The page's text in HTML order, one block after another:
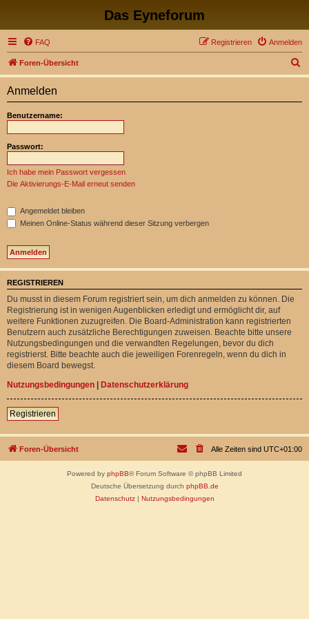
Das Eyneforum
FAQ Anmelden
Registrieren
Foren-Übersicht
u
Anmelden
Benutzername:
Passwort:
Ich habe mein Passwort vergessen
Die Aktivierungs-E-Mail erneut senden
Angemeldet bleiben
Meinen Online-Status während dieser Sitzung verbergen
REGISTRIEREN
Du musst in diesem Forum registriert sein, um dich anmelden zu können. Die
Registrierung ist in wenigen Augenblicken erledigt und ermöglicht dir, auf
weitere Funktionen zuzugreifen. Die Board-Administration kann registrierten
Benutzern auch zusätzliche Berechtigungen zuweisen. Beachte bitte unsere
Nutzungsbedingungen und die verwandten Regelungen, bevor du dich
registrierst. Bitte beachte auch die jeweiligen Forenregeln, wenn du dich in
diesem Board bewegst.
Nutzungsbedingungen | Datenschutzerklärung
Registrieren
Foren-Übersicht Alle Zeiten sind UTC+01:00
Powered by phpBB® Forum Software © phpBB Limited
Deutsche Übersetzung durch phpBB.de
Datenschutz| Nutzungsbedingungen